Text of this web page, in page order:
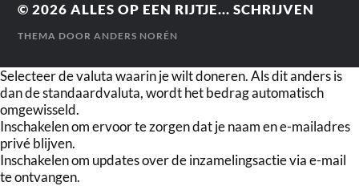
© 2026ALLES OP EEN RIJTJE... SCHRIJVEN
THEMA DOORANDERS NORÉN
Selecteer de valuta waarin je wilt doneren. Als dit anders is
dan de standaardvaluta, wordt het bedrag automatisch
omgewisseld.
Inschakelen om ervoor te zorgen dat je naam en e-mailadres
privé blijven.
Inschakelen om updates over de inzamelingsactie via e-mail
te ontvangen.